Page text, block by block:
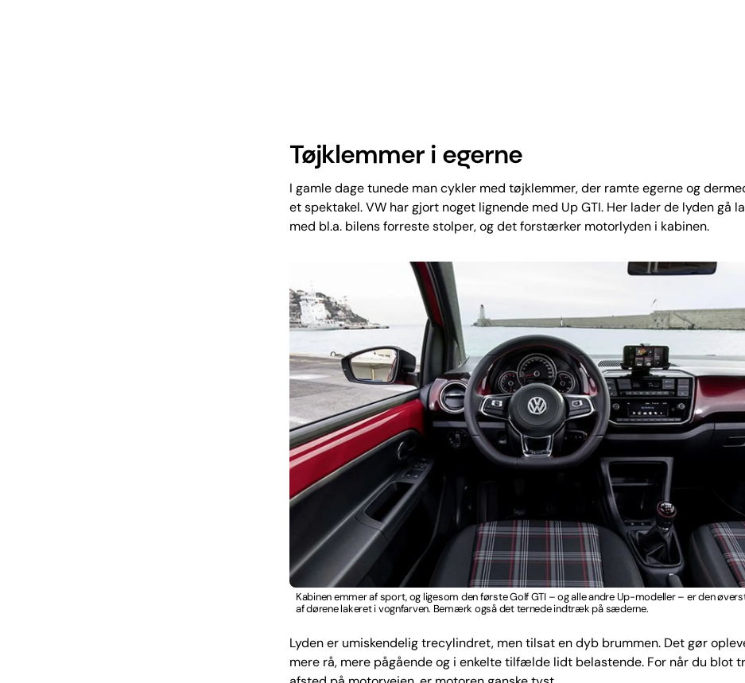
Tøjklemmer i egerne
I gamle dage tunede man cykler med tøjklemmer, der ramte egerne og
et spektakel. VW har gjort noget lignende med Up GTI. Her lader de lyden gå
med bl.a. bilens forreste stolper, og det forstærker motorlyden i kabinen.
Kabinen emmer af sport, og ligesom den første Golf GTI – og alle andre Up-modeller – er den
af dørene lakeret i vognfarven. Bemærk også det ternede indtræk på sæderne.
Lyden er umiskendelig trecylindret, men tilsat en dyb brummen. Det gør
mere rå, mere pågående og i enkelte tilfælde lidt belastende. For når du blot